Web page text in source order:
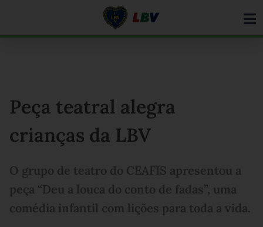
Peça teatral alegra
crianças da LBV
O grupo de teatro do CEAFIS apresentou a
peça “Deu a louca do conto de fadas”, uma
comédia infantil com lições para toda a vida.